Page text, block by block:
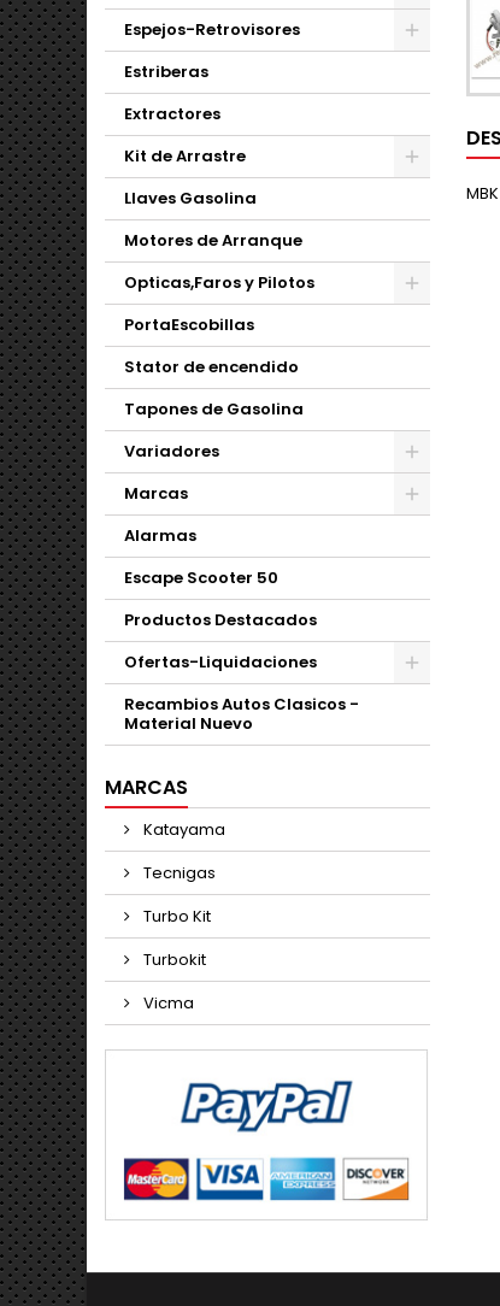
Espejos-Retrovisores
Estriberas
Extractores
Kit de Arrastre
Llaves Gasolina
Motores de Arranque
Opticas,Faros y Pilotos
PortaEscobillas
Stator de encendido
Tapones de Gasolina
Variadores
Marcas
Alarmas
Escape Scooter 50
Productos Destacados
Ofertas-Liquidaciones
Recambios Autos Clasicos -
Material Nuevo
MARCAS
Katayama
Tecnigas
Turbo Kit
Turbokit
Vicma